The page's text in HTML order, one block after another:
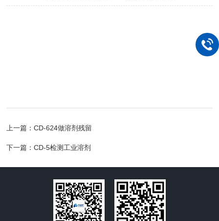
上一篇：CD-624做溶剂残留
下一篇：CD-5检测工业溶剂